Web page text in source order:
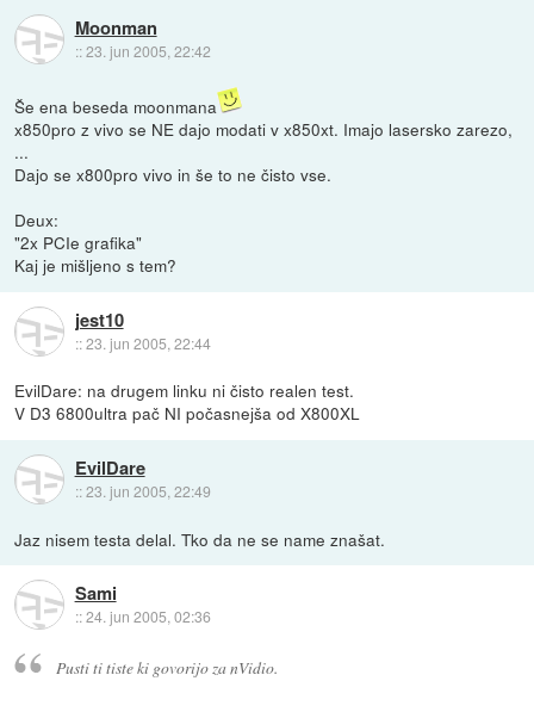
Moonman
::23. jun 2005, 22:42
Še ena beseda moonmana
x850pro z vivo se NE dajo modati v x850xt. Imajo lasersko zarezo,
...
Dajo se x800pro vivo in še to ne čisto vse.
Deux:
"2x PCIe grafika"
Kaj je mišljeno s tem?
jest10
::23. jun 2005, 22:44
EvilDare: na drugem linku ni čisto realen test.
V D3 6800ultra pač NI počasnejša od X800XL
EvilDare
::23. jun 2005, 22:49
Jaz nisem testa delal. Tko da ne se name znašat.
Sami
::24. jun 2005, 02:36
Pusti ti tiste ki govorijo za nVidio.